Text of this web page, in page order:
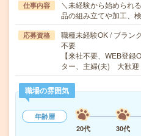
仕事内容
＼未経験から始められ
品の組み立てや加工、
応募資格
職種未経験OK / ブラン
不要
【来社不要、WEB登
ター、主婦(夫) 大歓
職場の雰囲気
年齢層
20代
30代